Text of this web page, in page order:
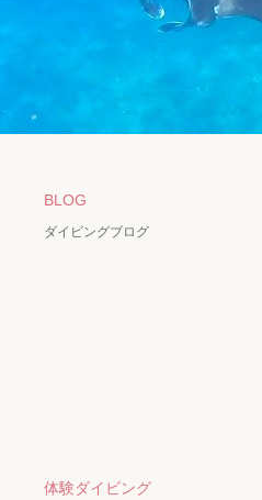
BLOG
ダイビングブログ
体験ダイビング